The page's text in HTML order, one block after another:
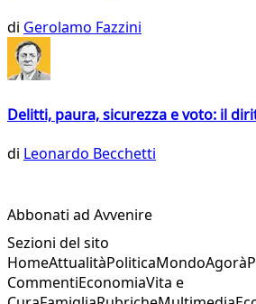
di Gerolamo Fazzini
Delitti, paura, sicurezza e voto: il
di Leonardo Becchetti
Abbonati ad Avvenire
Sezioni del sito
HomeAttualitàPoliticaMondoAgorà
CommentiEconomiaVita e